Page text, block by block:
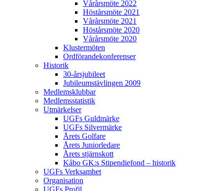
Vårårsmöte 2022
Höstårsmöte 2021
Vårårsmöte 2021
Höstårsmöte 2020
Vårårsmöte 2020
Klustermöten
Ordförandekonferenser
Historik
30-årsjubileet
Jubileumstävlingen 2009
Medlemsklubbar
Medlemsstatistik
Utmärkelser
UGFs Guldmärke
UGFs Silvermärke
Årets Golfare
Årets Juniorledare
Årets stjärnskott
Kåbo GK:s Stipendiefond – historik
UGFs Verksamhet
Organisation
UGFs Profil